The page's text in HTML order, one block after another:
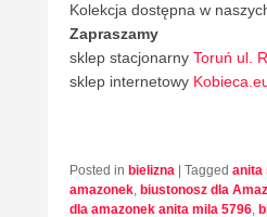
Kolekcja dostępna w
Zapraszamy
sklep stacjonarny Toruń ul.
sklep internetowy
Posted in bielizna Tagged anita
amazonek, biustonosz dla
dla amazonek anita mila 5796,